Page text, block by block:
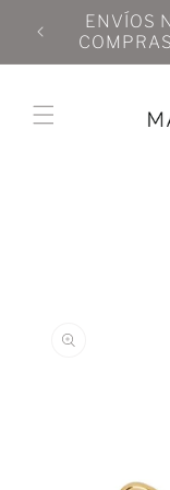
directamente
al contenido
ENVÍOS